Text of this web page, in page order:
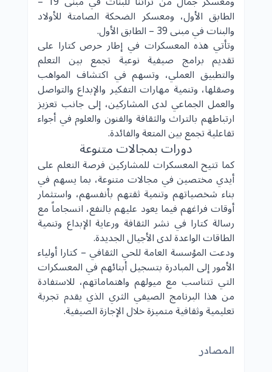
الطابق الأول، ومعسكر الضحكة الصامتة للأولاد
والبنات في مبنى 39 – الطابق الأول.
وتأتي هذه المعسكرات في إطار حرص كتارا على
تقديم برامج صيفية نوعية تجمع بين التعلم
والتطبيق العملي، وتسهم في اكتشاف المواهب
وصقلها، وتنمية مهارات التفكير والإبداع والتواصل
والعمل الجماعي لدى المشاركين، إلى جانب تعزيز
ارتباطهم بالتراث والثقافة والفنون والعلوم في أجواء
تفاعلية تجمع بين المتعة والفائدة.
دورات بمجالات متنوعة
كما تتيح المعسكرات للمشاركين فرصة التعلم على
أيدي مختصين في مجالات متنوعة، بما يسهم في
بناء شخصياتهم وتنمية ثقتهم بأنفسهم، واستثمار
أوقات فراغهم فيما يعود عليهم بالنفع، انسجاماً مع
رسالة كتارا في نشر الثقافة ورعاية الإبداع وتنمية
الطاقات الواعدة لدى الأجيال الجديدة.
ودعت المؤسسة العامة للحي الثقافي – كتارا أولياء
الأمور إلى المبادرة بتسجيل أبنائهم في المعسكرات
التي تتناسب مع ميولهم واهتماماتهم، للاستفادة
من هذا البرنامج الصيفي الثري الذي يقدم تجربة
تعليمية وثقافية متميزة خلال الإجازة الصيفية.
المصادر